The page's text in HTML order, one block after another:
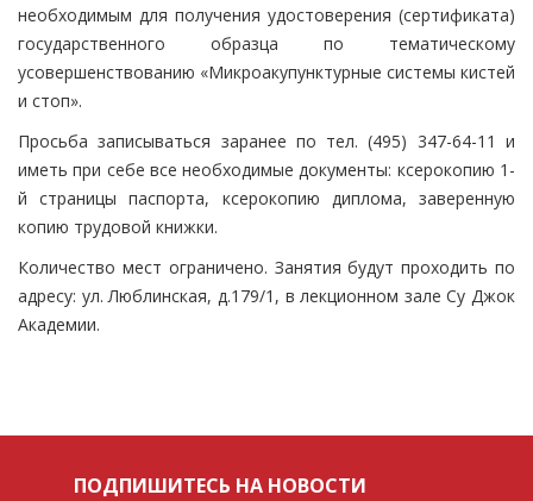
необходимым для получения удостоверения (сертификата)
государственного образца по тематическому
усовершенствованию «Микроакупунктурные системы кистей
и стоп».
Просьба записываться заранее по тел. (495) 347-64-11 и
иметь при себе все необходимые документы: ксерокопию 1-
й страницы паспорта, ксерокопию диплома, заверенную
копию трудовой книжки.
Количество мест ограничено. Занятия будут проходить по
адресу: ул. Люблинская, д.179/1, в лекционном зале Су Джок
Академии.
ПОДПИШИТЕСЬ НА НОВОСТИ